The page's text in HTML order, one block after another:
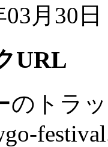
03月30
URL
のトラ